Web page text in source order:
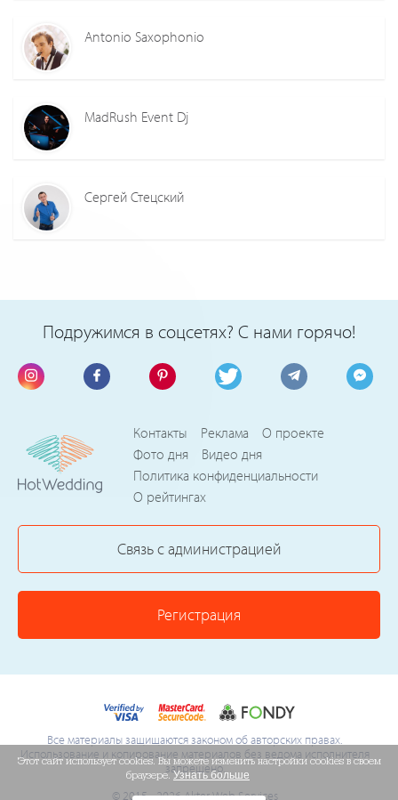
Antonio Saxophonio
MadRush Event Dj
Сергей Стецский
Подружимся в соцсетях? С нами горячо!
Контакты Реклама
О проекте
Фото дня
Видео дня
Политика конфиденциальности
О рейтингах
Связь с администрацией
Регистрация
Все материалы защищаются законом об авторских правах.
Использование и копирование материалов без ведома исполнителя
запрещено.
© 2015 - 2026 Akter Web Services
Этот сайт использует cookies. Вы можете изменить настройки cookies в своем
браузере.Узнать больше